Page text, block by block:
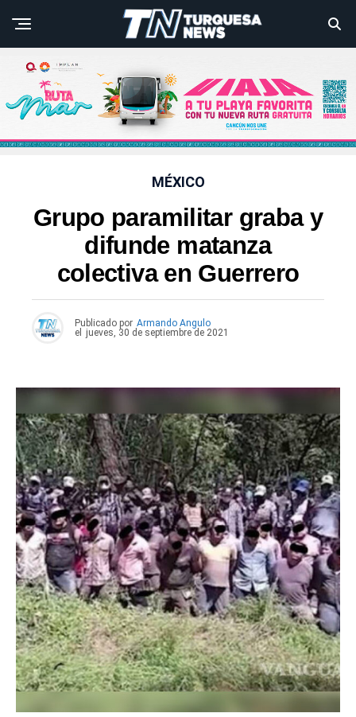
MÉXICO
Grupo paramilitar graba y
difunde matanza
colectiva en Guerrero
Publicado por Armando Angulo
el
jueves, 30 de septiembre de 2021